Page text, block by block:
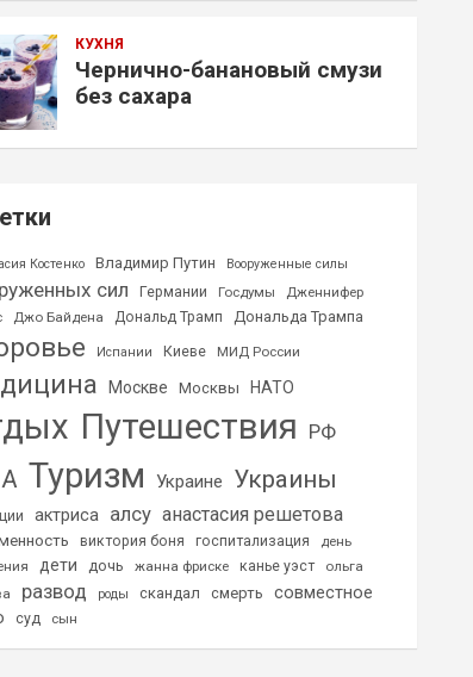
КУХНЯ
Чернично-банановый смузи
без сахара
Костенко Владимир Путин Вооруженные силы
сил Германии Госдумы
Дженнифер
Джо Байдена Дональд Трамп Дональда Трампа
Испании Киеве МИД России
Москве Москвы НАТО
Путешествия РФ
Туризм Украине Украины
актриса алсу анастасия решетова
виктория боня госпитализация
день
дети дочь жанна фриске канье уэст
ольга
развод роды скандал смерть
совместное
суд сын